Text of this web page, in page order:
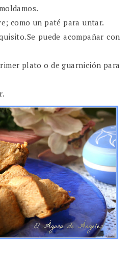
como un paté para untar.
puede acompañar con
plato o de guarnición para